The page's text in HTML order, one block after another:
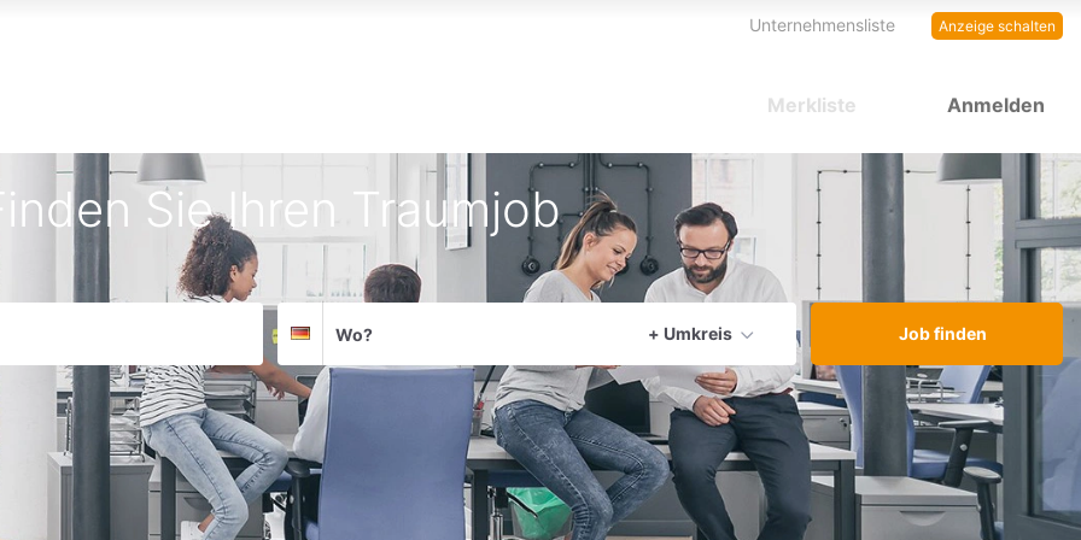
Anzeige schalten
Unternehmensliste
Anmelden
Merkliste
Sie Ihren Traumjob
Deutschland
+ Umkreis
aktuellen Ort verwenden
Job finden